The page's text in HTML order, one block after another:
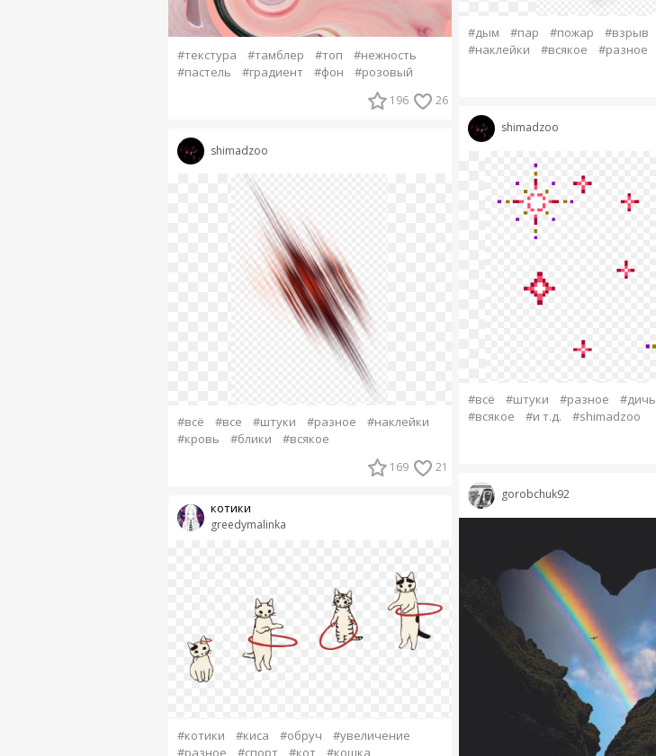
#текстура #тамблер #топ
#нежность
#пастель
#градиент #фон #розовый
196 26
shimadzoo
#всё #все #штуки #разное
#наклейки
#кровь
#блики #всякое
169 21
greedymalinka
котики
#котики #киса #обруч
#увеличение
#разное
#спорт #кот #кошка
#дым #пар #пожар #взрыв
#наклейки
#всякое #разное
shimadzoo
#всё #штуки #разное #дичь
#всякое
#и т.д. #shimadzoo
gorobchuk92